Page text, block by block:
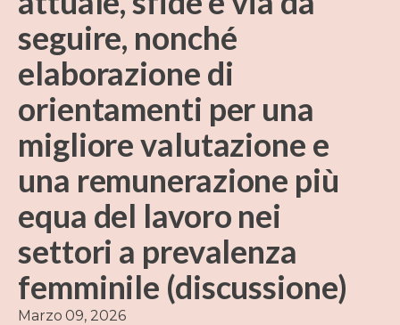
seguire, nonché
elaborazione di
orientamenti per una
migliore valutazione e
una remunerazione più
equa del lavoro nei
settori a prevalenza
femminile (discussione)
Marzo 09, 2026